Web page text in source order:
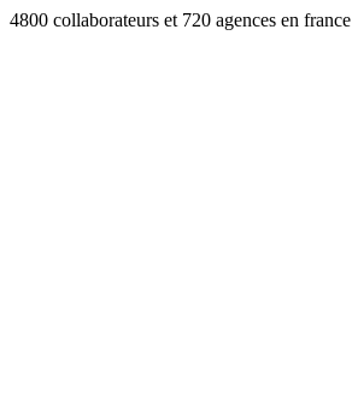
4800 collaborateurs et 720 agences en france